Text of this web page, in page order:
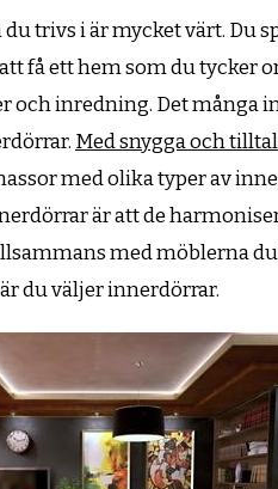
trivs i är mycket värt. Du
få ett hem som du tycker
och inredning. Det många
Med snygga och
med olika typer av
är att de
med möblerna
du väljer innerdörrar.